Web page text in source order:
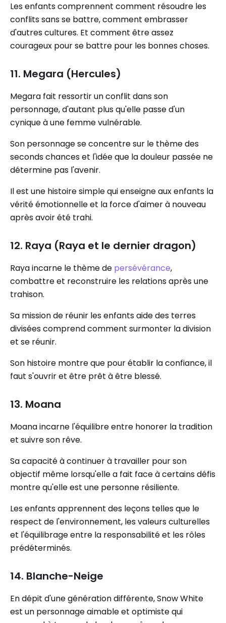
Les enfants comprennent comment résoudre les
conflits sans se battre, comment embrasser
d'autres cultures. Et comment être assez
courageux pour se battre pour les bonnes choses.
11. Megara (Hercules)
Megara fait ressortir un conflit dans son
personnage, d'autant plus qu'elle passe d'un
cynique à une femme vulnérable.
Son personnage se concentre sur le thème des
seconds chances et l'idée que la douleur passée ne
détermine pas l'avenir.
Il est une histoire simple qui enseigne aux enfants la
vérité émotionnelle et la force d'aimer à nouveau
après avoir été trahi.
12. Raya (Raya et le dernier dragon)
Raya incarne le thème de persévérance,
combattre et reconstruire les relations après une
trahison.
Sa mission de réunir les enfants aide des terres
divisées comprend comment surmonter la division
et se réunir.
Son histoire montre que pour établir la confiance, il
faut s'ouvrir et être prêt à être blessé.
13. Moana
Moana incarne l'équilibre entre honorer la tradition
et suivre son rêve.
Sa capacité à continuer à travailler pour son
objectif même lorsqu'elle a fait face à certains défis
montre qu'elle est une personne résiliente.
Les enfants apprennent des leçons telles que le
respect de l'environnement, les valeurs culturelles
et l'équilibrage entre la responsabilité et les rôles
prédéterminés.
14. Blanche-Neige
En dépit d'une génération différente, Snow White
est un personnage aimable et optimiste qui